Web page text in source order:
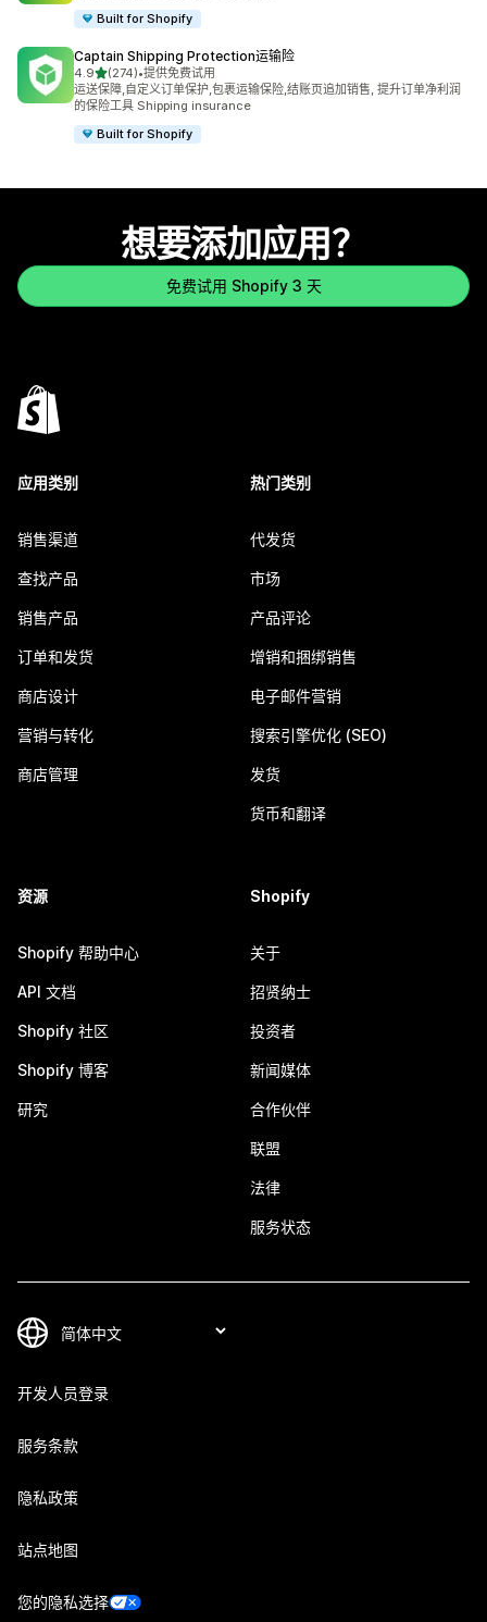
Built for Shopify
Captain Shipping Protection运输险
4.9星（满分 5 星）
(274)
总共 274 条评论
•提供免费试用
运送保障,自定义订单保护,包裹运输保险,结账页追加销售, 提升订单净利润
的保险工具 Shipping insurance
Built for Shopify
想要添加应用？
免费试用 Shopify 3 天
应用类别
销售渠道
查找产品
销售产品
订单和发货
商店设计
营销与转化
商店管理
热门类别
代发货
市场
产品评论
增销和捆绑销售
电子邮件营销
搜索引擎优化 (SEO)
发货
货币和翻译
资源
Shopify 帮助中心
API 文档
Shopify 社区
Shopify 博客
研究
Shopify
关于
招贤纳士
投资者
新闻媒体
合作伙伴
联盟
法律
服务状态
开发人员登录
服务条款
隐私政策
站点地图
您的隐私选择